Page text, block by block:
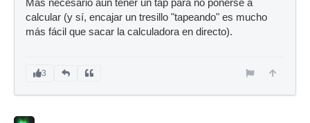
Más necesario aún tener un tap para no ponerse a
calcular (y sí, encajar un tresillo "tapeando" es mucho
más fácil que sacar la calculadora en directo).
3